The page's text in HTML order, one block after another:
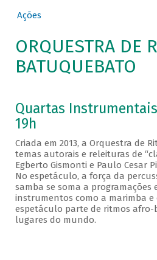
Ações
ORQUESTRA DE
BATUQUEBATO
Quartas Instrumentais
19h
Criada em 2013, a Orquestra de
temas autorais e releituras de
Egberto Gismonti e Paulo Cesar
No espetáculo, a força da
samba se soma a programações
instrumentos como a marimba e
espetáculo parte de ritmos afro-
lugares do mundo.